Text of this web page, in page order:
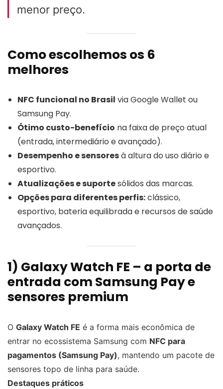
menor preço.
Como escolhemos os 6
melhores
NFC funcional no Brasil via Google Wallet ou
Samsung Pay.
Ótimo custo-benefício na faixa de preço atual
(entrada, intermediário e avançado).
Desempenho e sensoresà altura do uso diário e
esportivo.
Atualizações e suportesólidos das marcas.
Opções para diferentes perfis:clássico,
esportivo, bateria equilibrada e recursos de saúde
avançados.
1) Galaxy Watch FE – a porta de
entrada com Samsung Pay e
sensores premium
O Galaxy Watch FE é a forma mais econômica de
entrar no ecossistema Samsung com NFC para
pagamentos (Samsung Pay), mantendo um pacote de
sensores topo de linha para saúde.
Destaques práticos